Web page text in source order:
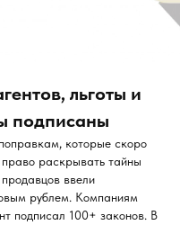
льготы и
подписаны
которые скоро
право раскрывать тайны
ввели
рублем. Компаниям
подписал 100+ законов. В